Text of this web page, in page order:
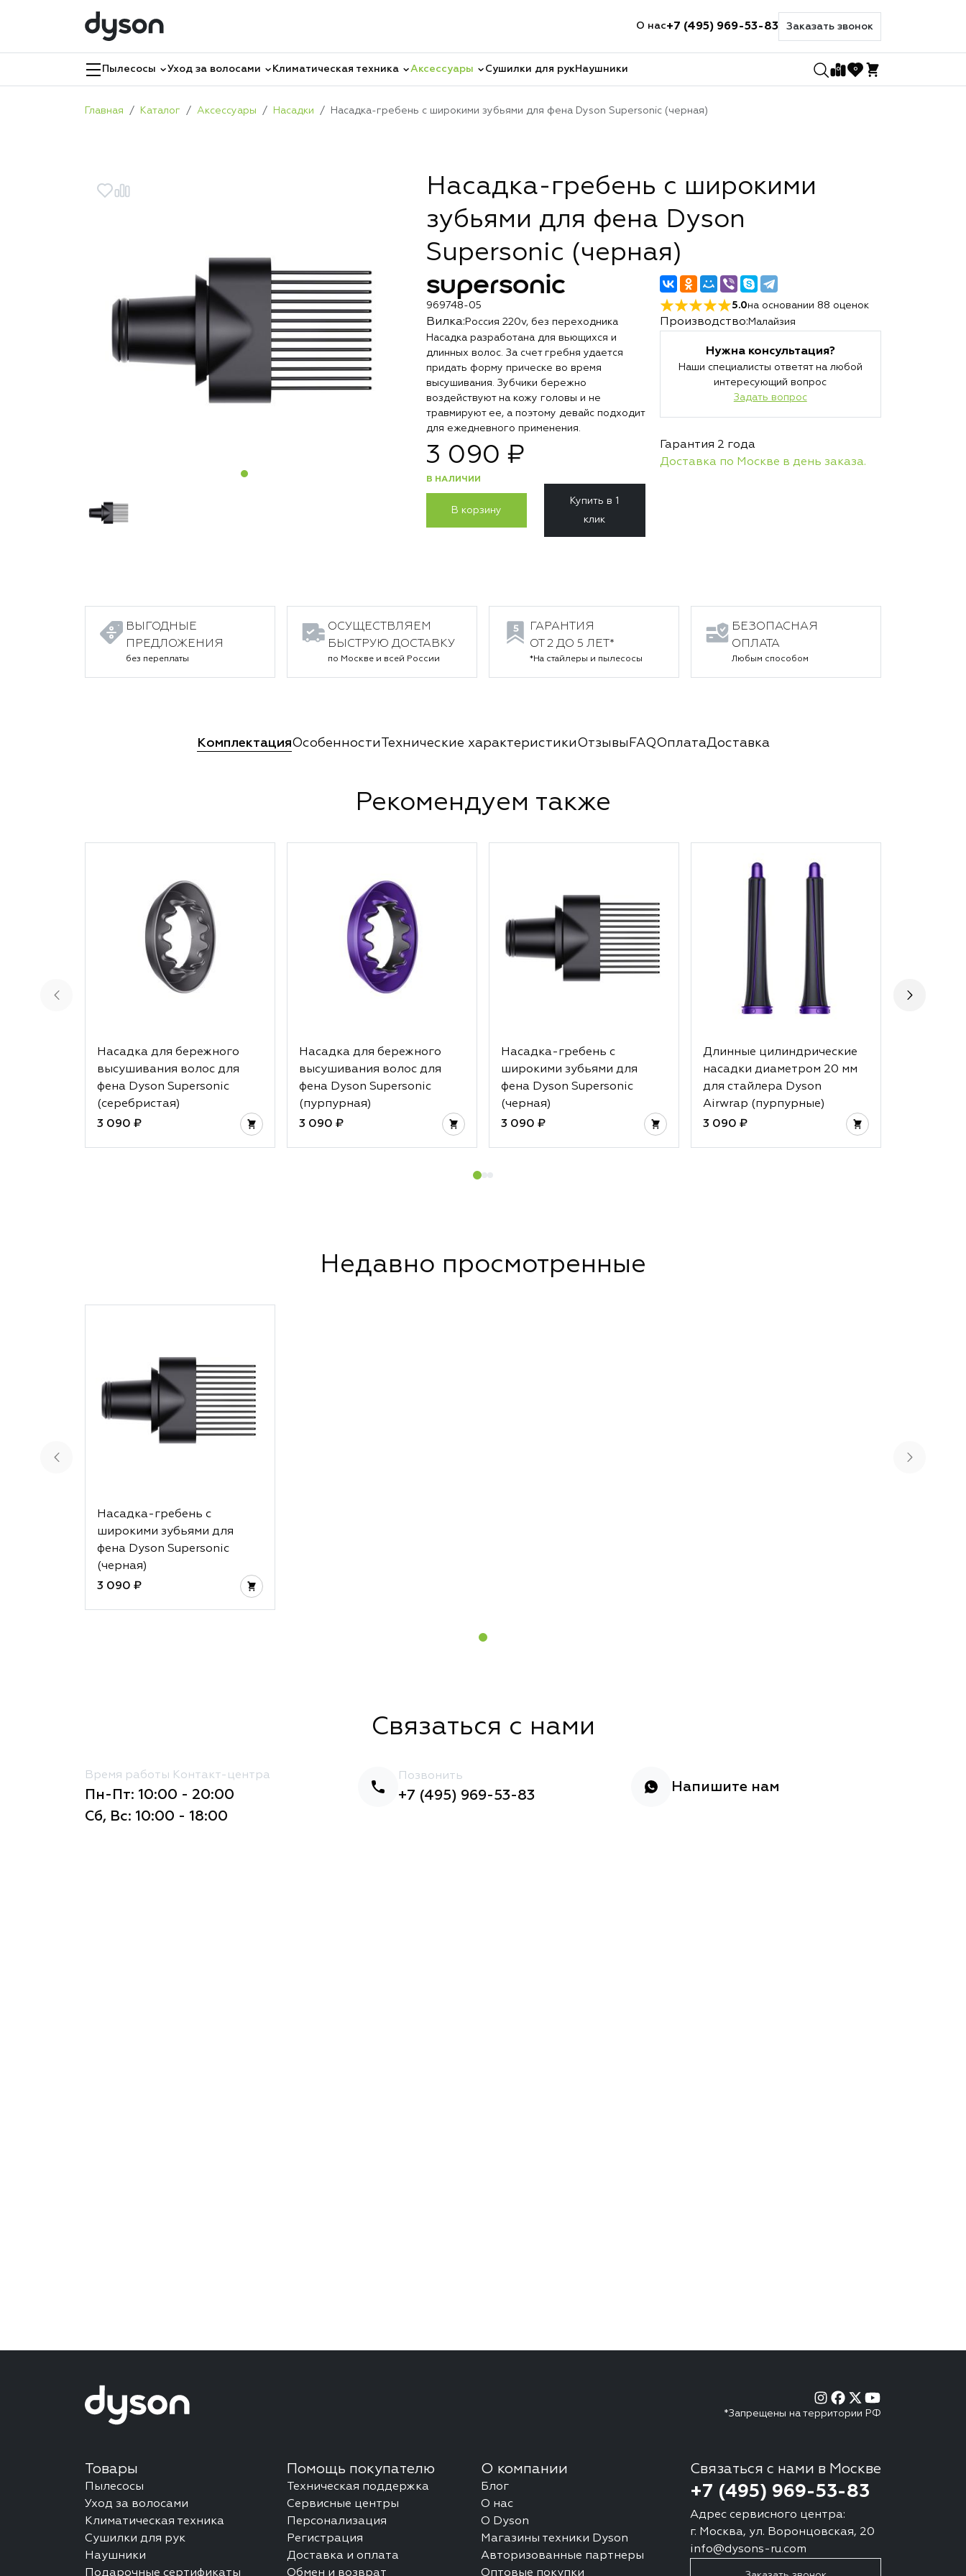
О нас+7 (495) 969-53-83 Заказать звонок
Пылесосы Уход за волосами Климатическая техника Аксессуары Сушилки для рукНаушники 0 0
Главная Каталог Аксессуары Насадки Насадка-гребень с широкими зубьями для фена Dyson Supersonic (черная)
Насадка-гребень с широкими
зубьями для фена Dyson
Supersonic (черная)
supersonic
969748-05 5.0на основании 88 оценок
Вилка: Россия 220v, без переходника Производство: Малайзия
Насадка разработана для вьющихся и
длинных волос. За счет гребня удается
придать форму прическе во время
высушивания. Зубчики бережно
воздействуют на кожу головы и не
травмируют ее, а поэтому девайс подходит
для ежедневного применения.
Нужна консультация?
Наши специалисты ответят на любой
интересующий вопрос
Задать вопрос
Гарантия 2 года
Доставка по Москве в день заказа.
3 090 ₽
В НАЛИЧИИ
В корзину
Купить в 1
клик
ВЫГОДНЫЕ
ПРЕДЛОЖЕНИЯ
без переплаты
ОСУЩЕСТВЛЯЕМ
БЫСТРУЮ ДОСТАВКУ
по Москве и всей России
ГАРАНТИЯ
ОТ 2 ДО 5 ЛЕТ*
*На стайлеры и пылесосы
БЕЗОПАСНАЯ
ОПЛАТА
Любым способом
КомплектацияОсобенностиТехнические характеристикиОтзывы FAQОплатаДоставка
Рекомендуем также
Насадка для бережного
высушивания волос для
фена Dyson Supersonic
(серебристая)
3 090 ₽
Насадка для бережного
высушивания волос для
фена Dyson Supersonic
(пурпурная)
3 090 ₽
Насадка-гребень с
широкими зубьями для
фена Dyson Supersonic
(черная)
3 090 ₽
Длинные цилиндрические
насадки диаметром 20 мм
для стайлера Dyson
Airwrap (пурпурные)
3 090 ₽
Недавно просмотренные
Насадка-гребень с
широкими зубьями для
фена Dyson Supersonic
(черная)
3 090 ₽
Связаться с нами
Время работы Контакт-центра
Пн-Пт: 10:00 - 20:00
Сб, Вс: 10:00 - 18:00
Позвонить
+7 (495) 969-53-83
Напишите нам
*Запрещены на территории РФ
Товары
Пылесосы
Уход за волосами
Климатическая техника
Сушилки для рук
Наушники
Подарочные сертификаты
Помощь покупателю
Техническая поддержка
Сервисные центры
Персонализация
Регистрация
Доставка и оплата
Обмен и возврат
О компании
Блог
О нас
О Dyson
Магазины техники Dyson
Авторизованные партнеры
Оптовые покупки
Связаться с нами в Москве
+7 (495) 969-53-83
Адрес сервисного центра:
г. Москва, ул. Воронцовская, 20
info@dysons-ru.com